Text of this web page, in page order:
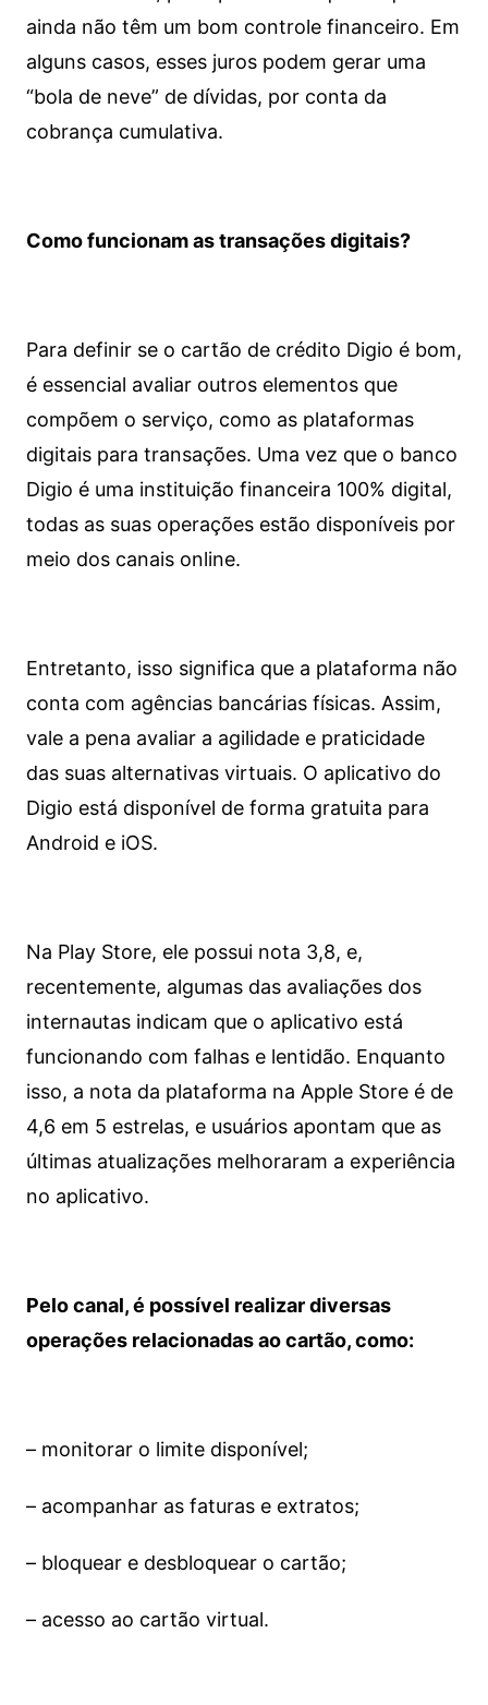
ainda não têm um bom controle financeiro. Em
alguns casos, esses juros podem gerar uma
“bola de neve” de dívidas, por conta da
cobrança cumulativa.
Como funcionam as transações digitais?
Para definir se o cartão de crédito Digio é bom,
é essencial avaliar outros elementos que
compõem o serviço, como as plataformas
digitais para transações. Uma vez que o banco
Digio é uma instituição financeira 100% digital,
todas as suas operações estão disponíveis por
meio dos canais online.
Entretanto, isso significa que a plataforma não
conta com agências bancárias físicas. Assim,
vale a pena avaliar a agilidade e praticidade
das suas alternativas virtuais. O aplicativo do
Digio está disponível de forma gratuita para
Android e iOS.
Na Play Store, ele possui nota 3,8, e,
recentemente, algumas das avaliações dos
internautas indicam que o aplicativo está
funcionando com falhas e lentidão. Enquanto
isso, a nota da plataforma na Apple Store é de
4,6 em 5 estrelas, e usuários apontam que as
últimas atualizações melhoraram a experiência
no aplicativo.
Pelo canal, é possível realizar diversas
operações relacionadas ao cartão, como:
– monitorar o limite disponível;
– acompanhar as faturas e extratos;
– bloquear e desbloquear o cartão;
– acesso ao cartão virtual.